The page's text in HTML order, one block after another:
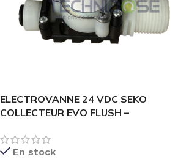
ELECTROVANNE 24 VDC SEKO
COLLECTEUR EVO FLUSH –
En stock